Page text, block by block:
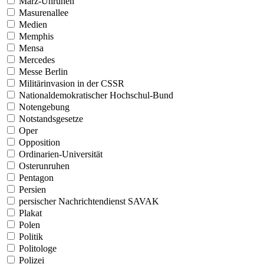
Masurenallee
Medien
Memphis
Mensa
Mercedes
Messe Berlin
Militärinvasion in der CSSR
Nationaldemokratischer Hochschul-Bund
Notengebung
Notstandsgesetze
Oper
Opposition
Ordinarien-Universität
Osterunruhen
Pentagon
Persien
persischer Nachrichtendienst SAVAK
Plakat
Polen
Politik
Politologe
Polizei